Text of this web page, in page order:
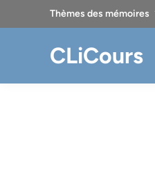
Thèmes des mémoires
CLiCours